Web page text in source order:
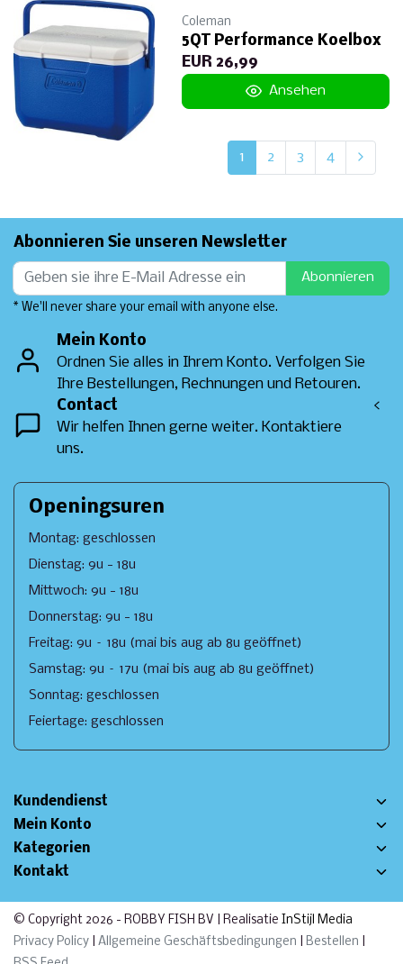
Coleman
5QT Performance Koelbox
EUR 26,99
Ansehen
1 2 3 4
Abonnieren Sie unseren Newsletter
Abonnieren
* We'll never share your email with anyone else.
Mein Konto
Ordnen Sie alles in Ihrem Konto. Verfolgen Sie
Ihre Bestellungen, Rechnungen und Retouren.
Contact
Wir helfen Ihnen gerne weiter. Kontaktiere
uns.
<
Openingsuren
Montag: geschlossen
Dienstag: 9u - 18u
Mittwoch: 9u - 18u
Donnerstag: 9u - 18u
Freitag: 9u – 18u (mai bis aug ab 8u geöffnet)
Samstag: 9u – 17u (mai bis aug ab 8u geöffnet)
Sonntag: geschlossen
Feiertage: geschlossen
Kundendienst
Mein Konto
Kategorien
Kontakt
© Copyright 2026 - ROBBY FISH BV | Realisatie InStijl Media
Privacy Policy
Allgemeine Geschäftsbedingungen Bestellen